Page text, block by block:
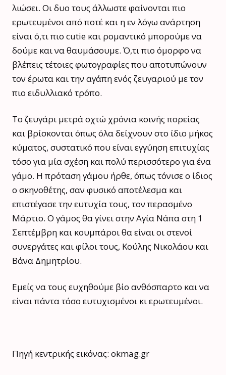
λιώσει. Οι δυο τους άλλωστε φαίνονται πιο
ερωτευμένοι από ποτέ και η εν λόγω ανάρτηση
είναι ό,τι πιο cutie και ρομαντικό μπορούμε να
δούμε και να θαυμάσουμε. Ό,τι πιο όμορφο να
βλέπεις τέτοιες φωτογραφίες που αποτυπώνουν
τον έρωτα και την αγάπη ενός ζευγαριού με τον
πιο ειδυλλιακό τρόπο.
Το ζευγάρι μετρά οχτώ χρόνια κοινής πορείας
και βρίσκονται όπως όλα δείχνουν στο ίδιο μήκος
κύματος, συστατικό που είναι εγγύηση επιτυχίας
τόσο για μία σχέση και πολύ περισσότερο για ένα
γάμο. Η πρόταση γάμου ήρθε, όπως τόνισε ο ίδιος
ο σκηνοθέτης, σαν φυσικό αποτέλεσμα και
επιστέγασε την ευτυχία τους, τον περασμένο
Μάρτιο. Ο γάμος θα γίνει στην Αγία Νάπα στη 1
Σεπτέμβρη και κουμπάροι θα είναι οι στενοί
συνεργάτες και φίλοι τους, Κούλης Νικολάου και
Βάνα Δημητρίου.
Εμείς να τους ευχηθούμε βίο ανθόσπαρτο και να
είναι πάντα τόσο ευτυχισμένοι κι ερωτευμένοι.
Πηγή κεντρικής εικόνας: okmag.gr